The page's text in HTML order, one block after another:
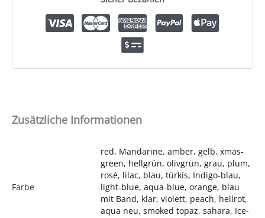
Zusätzliche Informationen
Farbe
red, Mandarine, amber, gelb, xmas-
green, hellgrün, olivgrün, grau, plum,
rosé, lilac, blau, türkis, Indigo-blau,
light-blue, aqua-blue, orange, blau
mit Band, klar, violett, peach, hellrot,
aqua neu, smoked topaz, sahara, Ice-